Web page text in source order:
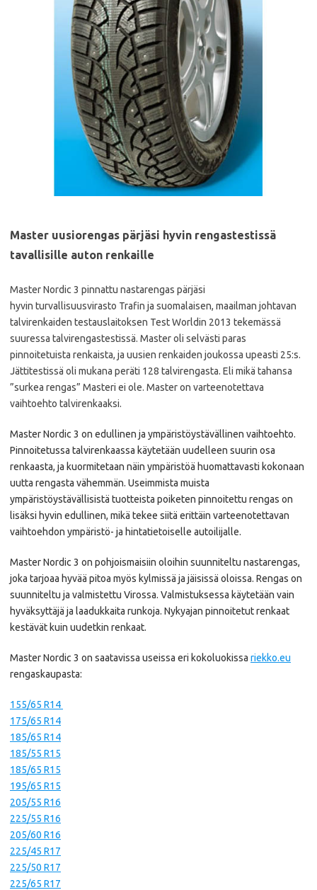
Master uusiorengas pärjäsi hyvin rengastestissä
tavallisille auton renkaille
Master Nordic 3 pinnattu nastarengas pärjäsi
hyvin turvallisuusvirasto Trafin ja suomalaisen, maailman johtavan
talvirenkaiden testauslaitoksen Test Worldin 2013 tekemässä
suuressa talvirengastestissä. Master oli selvästi paras
pinnoitetuista renkaista, ja uusien renkaiden joukossa upeasti 25:s.
Jättitestissä oli mukana peräti 128 talvirengasta. Eli mikä tahansa
”surkea rengas” Masteri ei ole. Master on varteenotettava
vaihtoehto talvirenkaaksi.
Master Nordic 3 on edullinen ja ympäristöystävällinen vaihtoehto.
Pinnoitetussa talvirenkaassa käytetään uudelleen suurin osa
renkaasta, ja kuormitetaan näin ympäristöä huomattavasti kokonaan
uutta rengasta vähemmän. Useimmista muista
ympäristöystävällisistä tuotteista poiketen pinnoitettu rengas on
lisäksi hyvin edullinen, mikä tekee siitä erittäin varteenotettavan
vaihtoehdon ympäristö- ja hintatietoiselle autoilijalle.
Master Nordic 3 on pohjoismaisiin oloihin suunniteltu nastarengas,
joka tarjoaa hyvää pitoa myös kylmissä ja jäisissä oloissa. Rengas on
suunniteltu ja valmistettu Virossa. Valmistuksessa käytetään vain
hyväksyttäjä ja laadukkaita runkoja. Nykyajan pinnoitetut renkaat
kestävät kuin uudetkin renkaat.
Master Nordic 3 on saatavissa useissa eri kokoluokissa riekko.eu
rengaskaupasta:
155/65 R14
175/65 R14
185/65 R14
185/55 R15
185/65 R15
195/65 R15
205/55 R16
225/55 R16
205/60 R16
225/45 R17
225/50 R17
225/65 R17